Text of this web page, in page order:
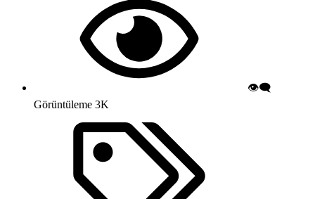
👁️‍🗨️
Görüntüleme 3K